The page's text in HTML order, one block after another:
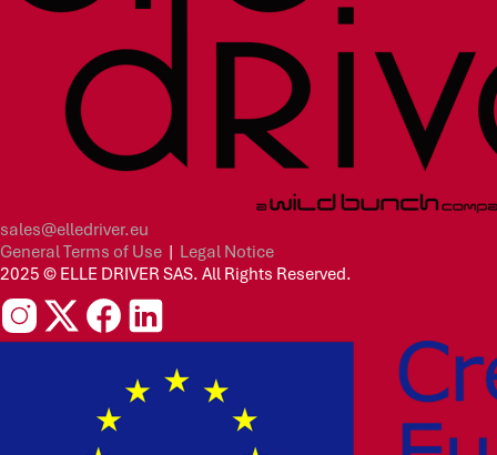
sales@elledriver.eu
General Terms of Use | Legal Notice
2025 © ELLE DRIVER SAS. All Rights Reserved.